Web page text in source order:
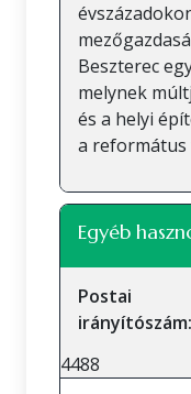
Beszterec
melynek
és a helyi
a református
Egyéb
Postai
irányítószám:
4488